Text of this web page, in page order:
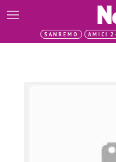
SANREMO AMICI